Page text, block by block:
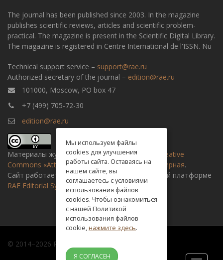
The journal has been published since 2003. In the magazine
publishes scientific reviews, articles and scientific problem-
practical. The magazine is present in the Scientific Digital Library.
The magazine is registered in Centre International de l'ISSN. Nu
Technical support service – support@rae.ru
Authorized secretary of the journal – edition@rae.ru
101000, Moscow, PO box 47
+7 (499) 705-72-30
edition@rae.ru
Материалы журнала доступны полицензии Creative
Commons «Attribution» («Атрибуция») 4.0 Всемирная.
Сайт работает на универсальной издательской платформе
RAE Editorial System
© 2014–2026 Russian academy of natural history
Мы используем файлы
cookies для улучшения
работы сайта. Оставаясь на
нашем сайте, вы
соглашаетесь с условиями
использования файлов
cookies. Чтобы ознакомиться
с нашей Политикой
использования файлов
cookie,нажмите здесь.
Я СОГЛАСЕН